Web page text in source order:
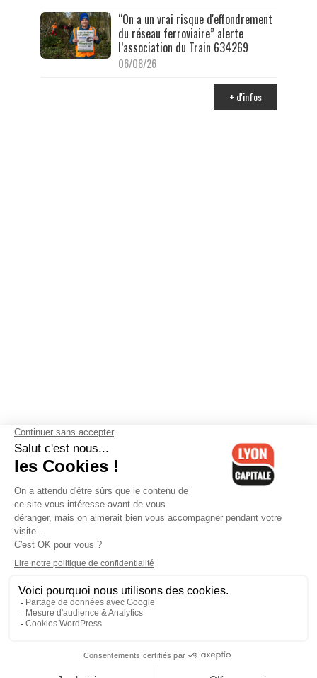
“On a un vrai risque d'effondrement
du réseau ferroviaire” alerte
l’association du Train 634269
06/08/26
+ d'infos
Contactez-nous-Mentions légales-CGV-Politique de
confidentialité-Gestion des cookies
Cedex 06